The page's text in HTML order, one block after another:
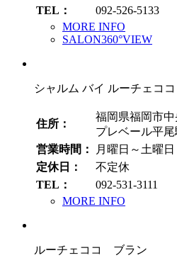
TEL：
092-526-5133
MORE INFO
SALON360°VIEW
シャルム バイ ルーチェココ
住所：
福岡県福岡市中
プレベール平尾
営業時間：
月曜日～土曜
定休日：
不定休
TEL：
092-531-3111
MORE INFO
ルーチェココ ブラン